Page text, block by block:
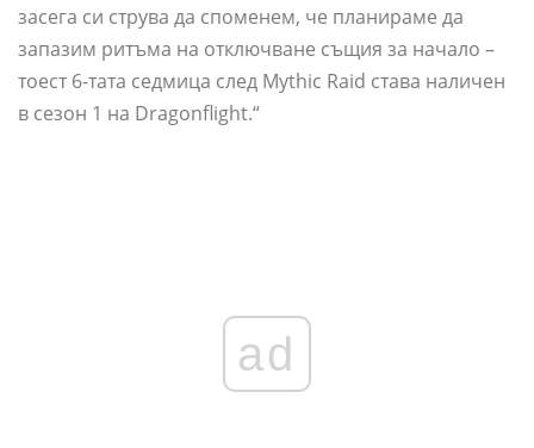
засега си струва да споменем, че планираме да
запазим ритъма на отключване същия за начало –
тоест 6-тата седмица след Mythic Raid става наличен
в сезон 1 на Dragonflight.“
ad